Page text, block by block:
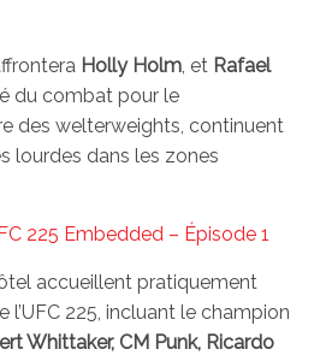
Holly Holm , et Rafael
du combat pour le
des welterweights, continuent
lourdes dans les zones
225 Embedded – Épisode 1
accueillent pratiquement
l’UFC 225, incluant le champion
Whittaker, CM Punk, Ricardo